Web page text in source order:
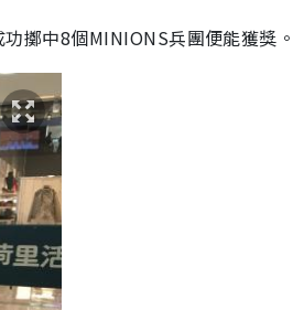
擲中8個MINIONS兵團便能獲獎